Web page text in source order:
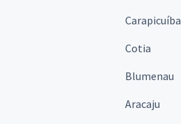
Carapicuíba
Cotia
Blumenau
Aracaju